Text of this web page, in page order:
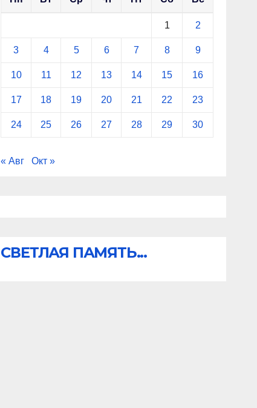
1 2
3 4 5 6 7 8 9
10 11 12 13 14 15 16
17 18 19 20 21 22 23
24 25 26 27 28 29 30
« Авг Окт »
СВЕТЛАЯ ПАМЯТЬ...